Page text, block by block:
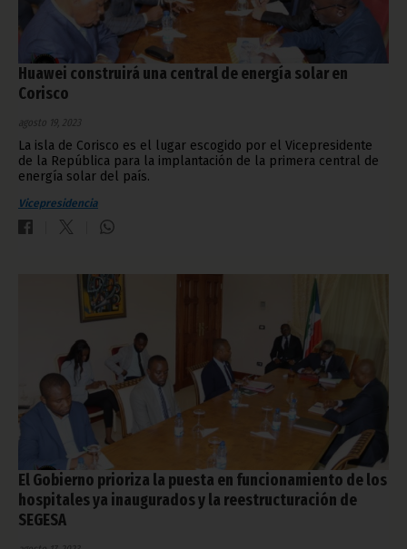
Huawei construirá una central de energía solar en
Corisco
agosto 19, 2023
La isla de Corisco es el lugar escogido por el Vicepresidente
de la República para la implantación de la primera central de
energía solar del país.
Vicepresidencia
El Gobierno prioriza la puesta en funcionamiento de los
hospitales ya inaugurados y la reestructuración de
SEGESA